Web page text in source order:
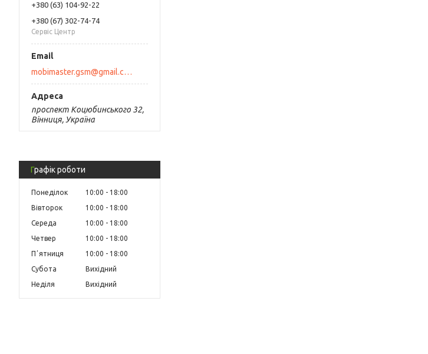
+380 (63) 104-92-22
+380 (67) 302-74-74
Сервіс Центр
mobimaster.gsm@gmail.com
проспект Коцюбинського 32,
Вінниця, Україна
Графік роботи
Понеділок 10:00
18:00
Вівторок
10:00
18:00
Середа
10:00
18:00
Четвер
10:00
18:00
Пʼятниця
10:00
18:00
Субота
Вихідний
Неділя
Вихідний